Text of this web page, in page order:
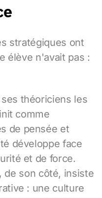
stratégiques ont
élève n'avait pas :
théoriciens les
comme
de pensée et
développe face
et de force.
de son côté, insiste
: une culture